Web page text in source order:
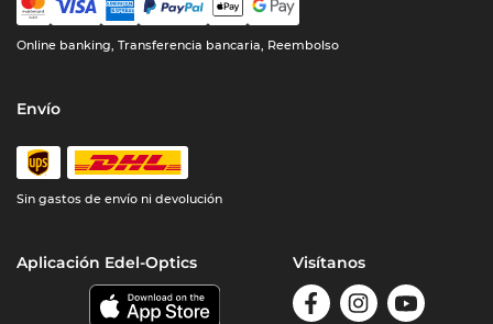
Online banking, Transferencia bancaria, Reembolso
Envío
Sin gastos de envío ni devolución
Aplicación Edel-Optics Visítanos